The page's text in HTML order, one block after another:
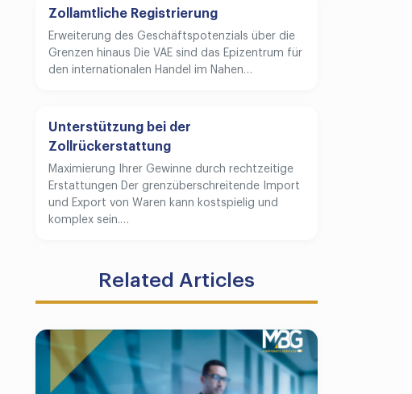
Zollamtliche Registrierung
Erweiterung des Geschäftspotenzials über die
Grenzen hinaus Die VAE sind das Epizentrum für
den internationalen Handel im Nahen…
Unterstützung bei der
Zollrückerstattung
Maximierung Ihrer Gewinne durch rechtzeitige
Erstattungen Der grenzüberschreitende Import
und Export von Waren kann kostspielig und
komplex sein.…
Related Articles